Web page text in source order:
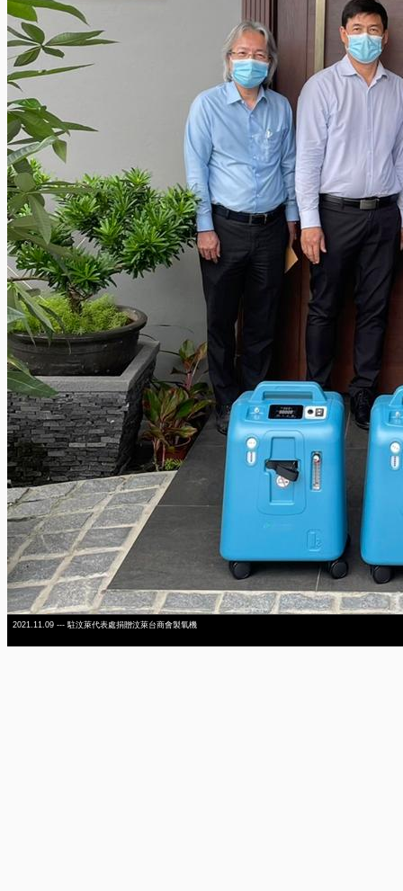
2021.11.09 --- 駐汶萊代表處捐贈汶萊台商會製氧機